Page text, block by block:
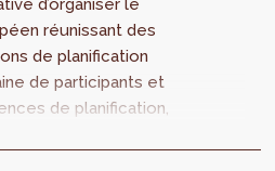
d’organiser le
réunissant des
de planification
de participants et
de planification,